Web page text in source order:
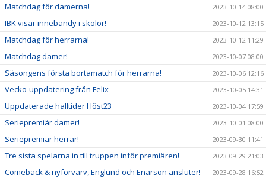
Matchdag för damerna! 2023-10-14 08:00
IBK visar innebandy i skolor! 2023-10-12 13:15
Matchdag för herrarna! 2023-10-12 11:29
Matchdag damer! 2023-10-07 08:00
Säsongens första bortamatch för herrarna! 2023-10-06 12:16
Vecko-uppdatering från Felix 2023-10-05 14:31
Uppdaterade halltider Höst23 2023-10-04 17:59
Seriepremiär damer! 2023-10-01 08:00
Seriepremiär herrar! 2023-09-30 11:41
Tre sista spelarna in till truppen inför premiären! 2023-09-29 21:03
Comeback & nyförvärv, Englund och Enarson ansluter! 2023-09-28 16:52